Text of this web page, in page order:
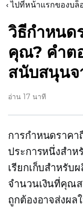
‹ ไปที่หน้าแรกของบล็
วิธีกำหน
คุณ? คำต
สนับสนุนจ
อ่าน 17 นาที
การกำหนดราค
ประการหนึ่งสำ
เรียกเก็บสำหรั
จำนวนเงินที่คุณส
ถูกต้องอาจส่งผล